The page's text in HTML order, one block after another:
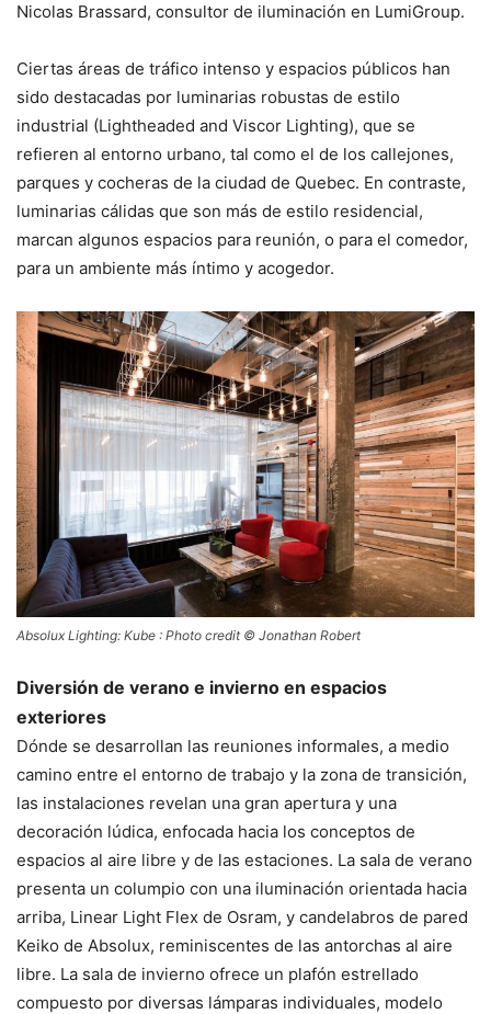
Nicolas Brassard, consultor de iluminación en LumiGroup.
Ciertas áreas de tráfico intenso y espacios públicos han
sido destacadas por luminarias robustas de estilo
industrial (Lightheaded and Viscor Lighting), que se
refieren al entorno urbano, tal como el de los callejones,
parques y cocheras de la ciudad de Quebec. En contraste,
luminarias cálidas que son más de estilo residencial,
marcan algunos espacios para reunión, o para el comedor,
para un ambiente más íntimo y acogedor.
Absolux Lighting: Kube : Photo credit © Jonathan Robert
Diversión de verano e invierno en espacios
exteriores
Dónde se desarrollan las reuniones informales, a medio
camino entre el entorno de trabajo y la zona de transición,
las instalaciones revelan una gran apertura y una
decoración lúdica, enfocada hacia los conceptos de
espacios al aire libre y de las estaciones. La sala de verano
presenta un columpio con una iluminación orientada hacia
arriba, Linear Light Flex de Osram, y candelabros de pared
Keiko de Absolux, reminiscentes de las antorchas al aire
libre. La sala de invierno ofrece un plafón estrellado
compuesto por diversas lámparas individuales, modelo